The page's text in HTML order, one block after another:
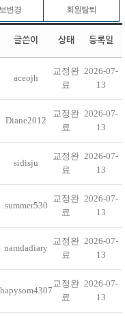
변경 회원탈퇴
글쓴이 상태 등록일
aceojh
교정완
료
2026-07-
13
Diane2012
교정완
료
2026-07-
13
sidisju
교정완
료
2026-07-
13
summer530
교정완
료
2026-07-
13
namdadiary
교정완
료
2026-07-
13
hapysom4307
교정완
료
2026-07-
13